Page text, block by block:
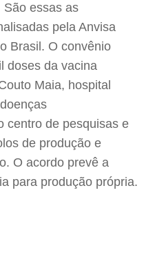
São essas as
pela Anvisa
Brasil. O convênio
doses da vacina
Maia, hospital
centro de pesquisas e
de produção e
O acordo prevê a
para produção própria.